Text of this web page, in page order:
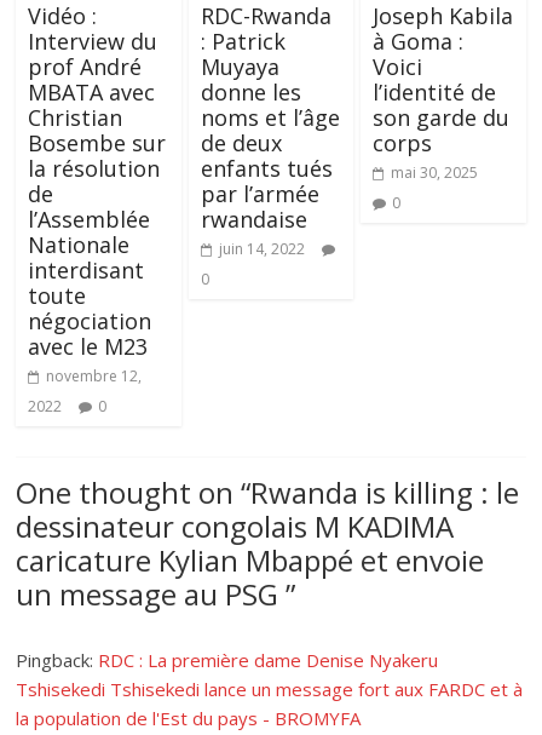
Vidéo :
Interview du
prof André
MBATA avec
Christian
Bosembe sur
la résolution
de
l’Assemblée
Nationale
interdisant
toute
négociation
avec le M23
novembre 12,
2022
0
RDC-Rwanda
: Patrick
Muyaya
donne les
noms et l’âge
de deux
enfants tués
par l’armée
rwandaise
juin 14, 2022
0
‎Joseph Kabila
à Goma :
Voici
l’identité de
son garde du
corps‎
mai 30, 2025
0
One thought on “Rwanda is killing : le
dessinateur congolais M KADIMA
caricature Kylian Mbappé et envoie
un message au PSG”
Pingback: RDC : La première dame Denise Nyakeru
Tshisekedi Tshisekedi lance un message fort aux FARDC et à
la population de l'Est du pays - BROMYFA